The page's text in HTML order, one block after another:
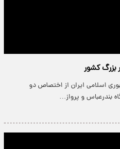
اسلامی ایران از اختصاص دو